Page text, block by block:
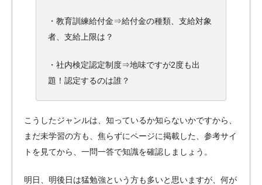
・教育訓練給付金⇒給付金の種類、支給対象
者、支給上限は？
・社内検定認定制度⇒地味ですが2度も出
題！認定するのは誰？
こうしたジャンルは、知っているか知らないかですから、
まだ未学習の方も、焦らずにページに掲載した、参考サイ
トを見てから、一問一答で知識を確認しましょう。
明日、明後日は猛勉強という方も多いと思いますが、何が